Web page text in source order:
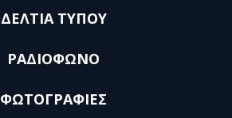
ΔΕΛΤΙΑ ΤΥΠΟΥ
ΡΑΔΙΟΦΩΝΟ
ΦΩΤΟΓΡΑΦΙΕΣ